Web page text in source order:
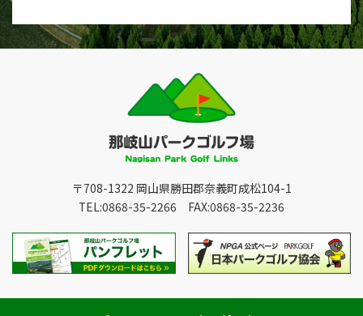
〒708-1322 岡山県勝田郡奈義町成松104-1
TEL:0868-35-2266 FAX:0868-35-2236